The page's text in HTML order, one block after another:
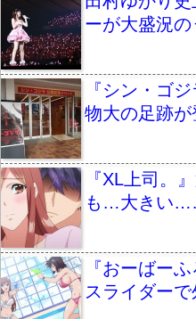
ーが大盛況の
『シン・ゴ
物大の足跡が
『XL上司。
も…大きい
『おーばー
スライダー